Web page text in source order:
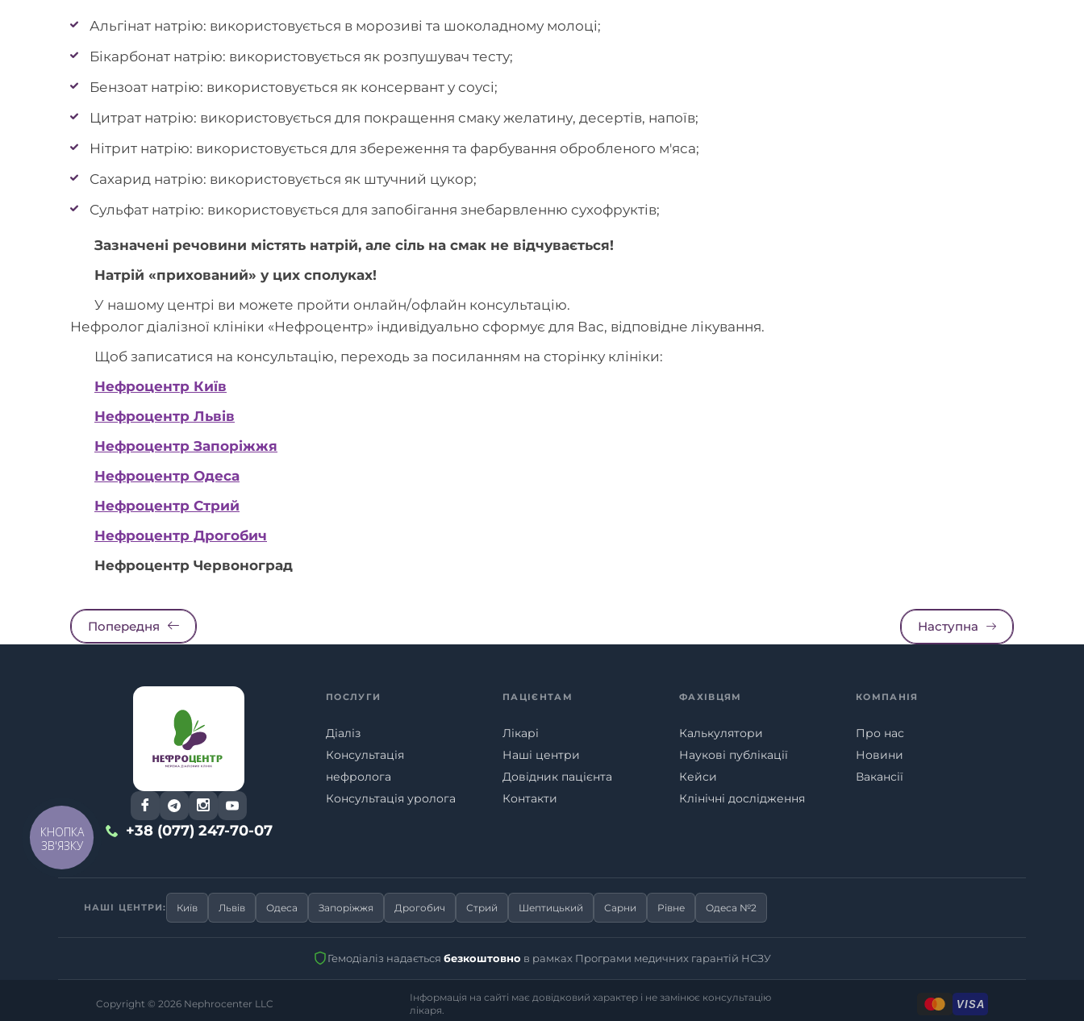
Альгінат натрію: використовується в морозиві та шоколадному молоці;
Бікарбонат натрію: використовується як розпушувач тесту;
Бензоат натрію: використовується як консервант у соусі;
Цитрат натрію: використовується для покращення смаку желатину, десертів, напоїв;
Нітрит натрію: використовується для збереження та фарбування обробленого м'яса;
Сахарид натрію: використовується як штучний цукор;
Сульфат натрію: використовується для запобігання знебарвленню сухофруктів;
Зазначені речовини містять натрій, але сіль на смак не відчувається!
Натрій «прихований» у цих сполуках!
У нашому центрі ви можете пройти онлайн/офлайн консультацію.
Нефролог діалізної клініки «Нефроцентр» індивідуально сформує для Вас, відповідне лікування.
Щоб записатися на консультацію, переходь за посиланням на сторінку клініки:
Нефроцентр Київ
Нефроцентр Львів
Нефроцентр Запоріжжя
Нефроцентр Одеса
Нефроцентр Стрий
Нефроцентр Дрогобич
Нефроцентр Червоноград
Попередня Наступна
+38 (077) 247-70-07
ПОСЛУГИ
Діаліз
Консультація
нефролога
Консультація уролога
ПАЦІЄНТАМ
Лікарі
Наші центри
Довідник пацієнта
Контакти
ФАХІВЦЯМ
Калькулятори
Наукові публікації
Кейси
Клінічні дослідження
КОМПАНІЯ
Про нас
Новини
Вакансії
НАШІ ЦЕНТРИ: Київ Львів Одеса Запоріжжя Дрогобич Стрий Шептицький Сарни Рівне Одеса №2
Гемодіаліз надається безкоштовно в рамках Програми медичних гарантій НСЗУ
Copyright © 2026 Nephrocenter LLC
Інформація на сайті має довідковий характер і не замінює консультацію
лікаря.
VISA
КНОПКА
ЗВ'ЯЗКУ